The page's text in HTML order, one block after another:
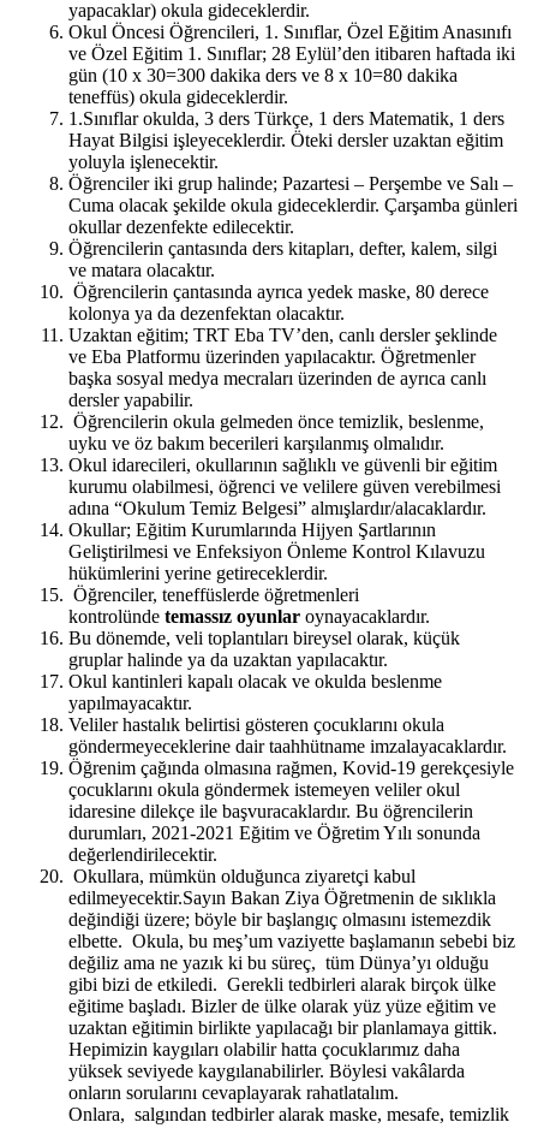
yapacaklar) okula gideceklerdir.
Okul Öncesi Öğrencileri, 1. Sınıflar, Özel Eğitim Anasınıfı
ve Özel Eğitim 1. Sınıflar; 28 Eylül’den itibaren haftada iki
gün (10 x 30=300 dakika ders ve 8 x 10=80 dakika
teneffüs) okula gideceklerdir.
1.Sınıflar okulda, 3 ders Türkçe, 1 ders Matematik, 1 ders
Hayat Bilgisi işleyeceklerdir. Öteki dersler uzaktan eğitim
yoluyla işlenecektir.
Öğrenciler iki grup halinde; Pazartesi – Perşembe ve Salı –
Cuma olacak şekilde okula gideceklerdir. Çarşamba günleri
okullar dezenfekte edilecektir.
Öğrencilerin çantasında ders kitapları, defter, kalem, silgi
ve matara olacaktır.
Öğrencilerin çantasında ayrıca yedek maske, 80 derece
kolonya ya da dezenfektan olacaktır.
Uzaktan eğitim; TRT Eba TV’den, canlı dersler şeklinde
ve Eba Platformu üzerinden yapılacaktır. Öğretmenler
başka sosyal medya mecraları üzerinden de ayrıca canlı
dersler yapabilir.
Öğrencilerin okula gelmeden önce temizlik, beslenme,
uyku ve öz bakım becerileri karşılanmış olmalıdır.
Okul idarecileri, okullarının sağlıklı ve güvenli bir eğitim
kurumu olabilmesi, öğrenci ve velilere güven verebilmesi
adına “Okulum Temiz Belgesi” almışlardır/alacaklardır.
Okullar; Eğitim Kurumlarında Hijyen Şartlarının
Geliştirilmesi ve Enfeksiyon Önleme Kontrol Kılavuzu
hükümlerini yerine getireceklerdir.
Öğrenciler, teneffüslerde öğretmenleri
kontrolünde temassız oyunlaroynayacaklardır.
Bu dönemde, veli toplantıları bireysel olarak, küçük
gruplar halinde ya da uzaktan yapılacaktır.
Okul kantinleri kapalı olacak ve okulda beslenme
yapılmayacaktır.
Veliler hastalık belirtisi gösteren çocuklarını okula
göndermeyeceklerine dair taahhütname imzalayacaklardır.
Öğrenim çağında olmasına rağmen, Kovid-19 gerekçesiyle
çocuklarını okula göndermek istemeyen veliler okul
idaresine dilekçe ile başvuracaklardır. Bu öğrencilerin
durumları, 2021-2021 Eğitim ve Öğretim Yılı sonunda
değerlendirilecektir.
Okullara, mümkün olduğunca ziyaretçi kabul
edilmeyecektir.Sayın Bakan Ziya Öğretmenin de sıklıkla
değindiği üzere; böyle bir başlangıç olmasını istemezdik
elbette. Okula, bu meş’um vaziyette başlamanın sebebi biz
değiliz ama ne yazık ki bu süreç, tüm Dünya’yı olduğu
gibi bizi de etkiledi. Gerekli tedbirleri alarak birçok ülke
eğitime başladı. Bizler de ülke olarak yüz yüze eğitim ve
uzaktan eğitimin birlikte yapılacağı bir planlamaya gittik.
Hepimizin kaygıları olabilir hatta çocuklarımız daha
yüksek seviyede kaygılanabilirler. Böylesi vakâlarda
onların sorularını cevaplayarak rahatlatalım.
Onlara, salgından tedbirler alarak maske, mesafe, temizlik